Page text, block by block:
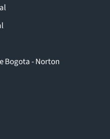
Bogota - Norton